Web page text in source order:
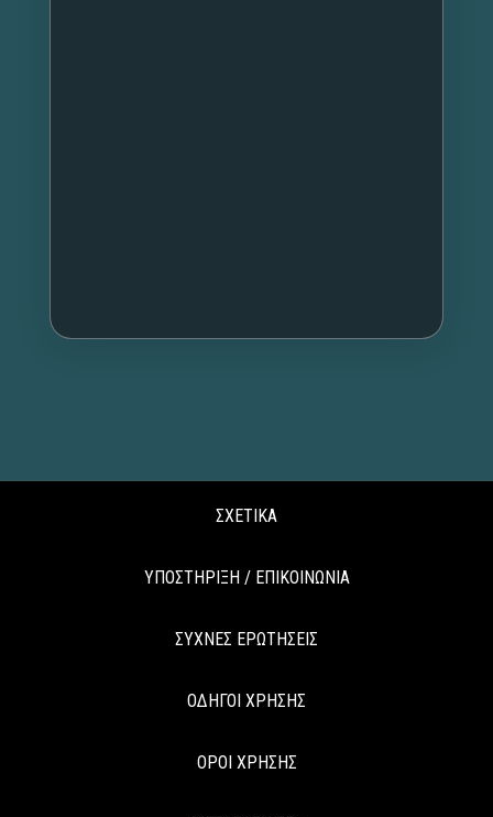
ΣΧΕΤΙΚΑ
ΥΠΟΣΤΗΡΙΞΗ / ΕΠΙΚΟΙΝΩΝΙΑ
ΣΥΧΝΕΣ ΕΡΩΤΗΣΕΙΣ
ΟΔΗΓΟΙ ΧΡΗΣΗΣ
ΟΡΟΙ ΧΡΗΣΗΣ